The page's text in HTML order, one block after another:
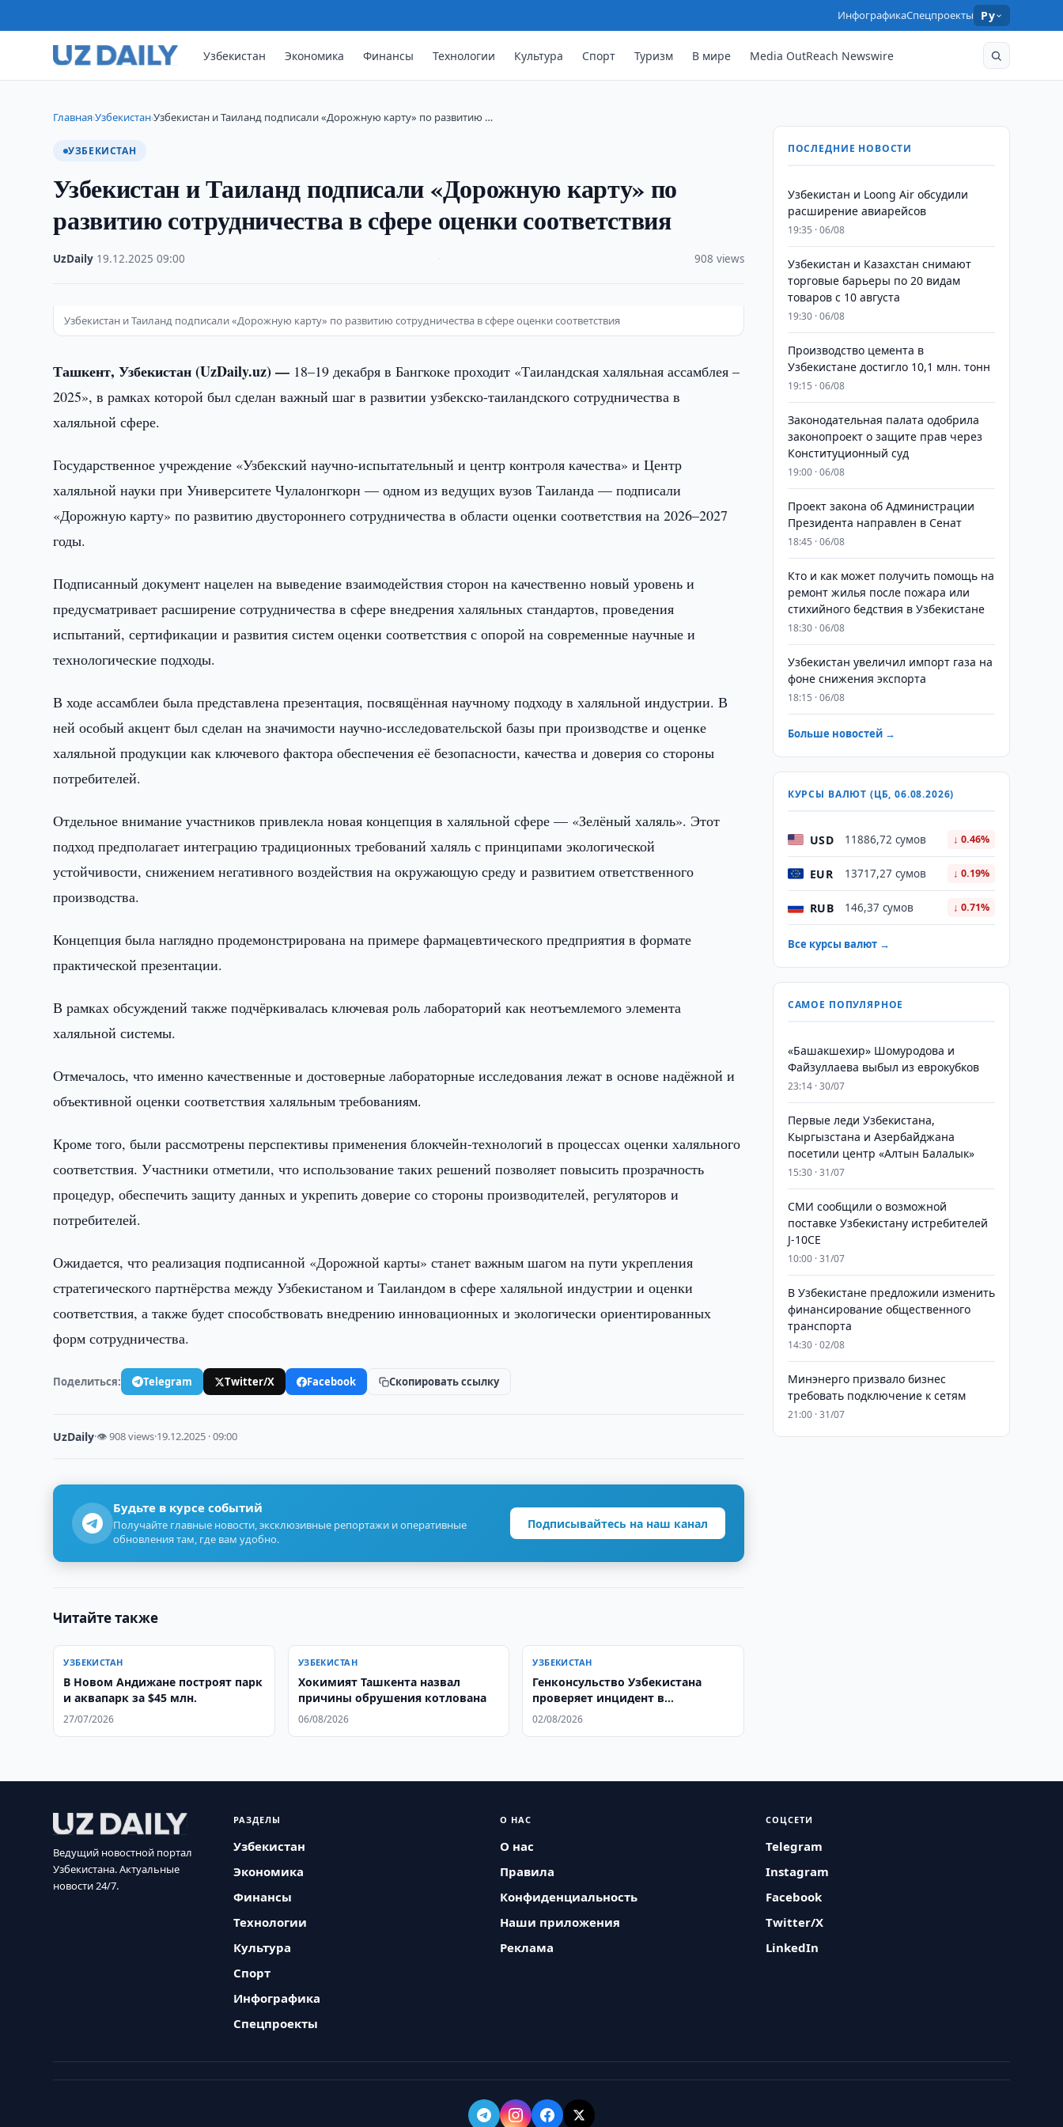
ИнфографикаСпецпроекты Ру
Узбекистан Экономика Финансы Технологии Культура Спорт Туризм В мире Media OutReach Newswire
Главная›Узбекистан›Узбекистан и Таиланд подписали «Дорожную карту» по развитию …
УЗБЕКИСТАН
Узбекистан и Таиланд подписали «Дорожную карту» по
развитию сотрудничества в сфере оценки соответствия
UzDaily 19.12.2025 ·09:00 908 views
Узбекистан и Таиланд подписали «Дорожную карту» по развитию сотрудничества в сфере оценки соответствия
Ташкент, Узбекистан (UzDaily.uz) — 18–19 декабря в Бангкоке проходит «Таиландская халяльная ассамблея –
2025», в рамках которой был сделан важный шаг в развитии узбекско-таиландского сотрудничества в
халяльной сфере.
Государственное учреждение «Узбекский научно-испытательный и центр контроля качества» и Центр
халяльной науки при Университете Чулалонгкорн — одном из ведущих вузов Таиланда — подписали
«Дорожную карту» по развитию двустороннего сотрудничества в области оценки соответствия на 2026–2027
годы.
Подписанный документ нацелен на выведение взаимодействия сторон на качественно новый уровень и
предусматривает расширение сотрудничества в сфере внедрения халяльных стандартов, проведения
испытаний, сертификации и развития систем оценки соответствия с опорой на современные научные и
технологические подходы.
В ходе ассамблеи была представлена презентация, посвящённая научному подходу в халяльной индустрии. В
ней особый акцент был сделан на значимости научно-исследовательской базы при производстве и оценке
халяльной продукции как ключевого фактора обеспечения её безопасности, качества и доверия со стороны
потребителей.
Отдельное внимание участников привлекла новая концепция в халяльной сфере — «Зелёный халяль». Этот
подход предполагает интеграцию традиционных требований халяль с принципами экологической
устойчивости, снижением негативного воздействия на окружающую среду и развитием ответственного
производства.
Концепция была наглядно продемонстрирована на примере фармацевтического предприятия в формате
практической презентации.
В рамках обсуждений также подчёркивалась ключевая роль лабораторий как неотъемлемого элемента
халяльной системы.
Отмечалось, что именно качественные и достоверные лабораторные исследования лежат в основе надёжной и
объективной оценки соответствия халяльным требованиям.
Кроме того, были рассмотрены перспективы применения блокчейн-технологий в процессах оценки халяльного
соответствия. Участники отметили, что использование таких решений позволяет повысить прозрачность
процедур, обеспечить защиту данных и укрепить доверие со стороны производителей, регуляторов и
потребителей.
Ожидается, что реализация подписанной «Дорожной карты» станет важным шагом на пути укрепления
стратегического партнёрства между Узбекистаном и Таиландом в сфере халяльной индустрии и оценки
соответствия, а также будет способствовать внедрению инновационных и экологически ориентированных
форм сотрудничества.
Поделиться: Telegram Twitter/X Facebook Скопировать ссылку
UzDaily·👁 908 views·19.12.2025 · 09:00
Будьте в курсе событий
Получайте главные новости, эксклюзивные репортажи и оперативные
обновления там, где вам удобно.
Подписывайтесь на наш канал
Читайте также
УЗБЕКИСТАН
В Новом Андижане построят парк
и аквапарк за $45 млн.
27/07/2026
УЗБЕКИСТАН
Хокимият Ташкента назвал
причины обрушения котлована
06/08/2026
УЗБЕКИСТАН
Генконсульство Узбекистана
проверяет инцидент в
Нижегородской области
02/08/2026
ПОСЛЕДНИЕ НОВОСТИ
Узбекистан и Loong Air обсудили
расширение авиарейсов
19:35 · 06/08
Узбекистан и Казахстан снимают
торговые барьеры по 20 видам
товаров с 10 августа
19:30 · 06/08
Производство цемента в
Узбекистане достигло 10,1 млн. тонн
19:15 · 06/08
Законодательная палата одобрила
законопроект о защите прав через
Конституционный суд
19:00 · 06/08
Проект закона об Администрации
Президента направлен в Сенат
18:45 · 06/08
Кто и как может получить помощь на
ремонт жилья после пожара или
стихийного бедствия в Узбекистане
18:30 · 06/08
Узбекистан увеличил импорт газа на
фоне снижения экспорта
18:15 · 06/08
Больше новостей →
КУРСЫ ВАЛЮТ (ЦБ, 06.08.2026)
USD 11886,72 сумов ↓ 0.46%
EUR 13717,27 сумов ↓ 0.19%
RUB 146,37 сумов ↓ 0.71%
Все курсы валют →
САМОЕ ПОПУЛЯРНОЕ
«Башакшехир» Шомуродова и
Файзуллаева выбыл из еврокубков
23:14 · 30/07
Первые леди Узбекистана,
Кыргызстана и Азербайджана
посетили центр «Алтын Балалык»
15:30 · 31/07
СМИ сообщили о возможной
поставке Узбекистану истребителей
J-10CE
10:00 · 31/07
В Узбекистане предложили изменить
финансирование общественного
транспорта
14:30 · 02/08
Минэнерго призвало бизнес
требовать подключение к сетям
21:00 · 31/07
Ведущий новостной портал
Узбекистана. Актуальные
новости 24/7.
РАЗДЕЛЫ
Узбекистан
Экономика
Финансы
Технологии
Культура
Спорт
Инфографика
Спецпроекты
О НАС
О нас
Правила
Конфиденциальность
Наши приложения
Реклама
СОЦСЕТИ
Telegram
Instagram
Facebook
Twitter/X
LinkedIn